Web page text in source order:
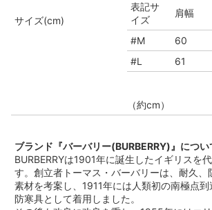
サイズ(cm)
表記サ
イズ
肩幅
#M
60
#L
61
（約cm）
ブランド『バーバリー(BURBERRY)』につい
BURBERRYは1901年に誕生したイギリスを
す。創立者トーマス・バーバリーは、耐久、
素材を考案し、1911年には人類初の南極点
防寒具として着用しました。